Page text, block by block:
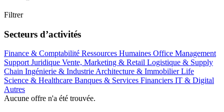
Filtrer
Secteurs d’activités
Finance & Comptabilité Ressources Humaines Office Management
SupportJuridique Vente, Marketing & Retail Logistique & Supply
Chain Ingénierie & IndustrieArchitecture & ImmobilierLife
Science & Healthcare Banques & Services Financiers IT & Digital
Autres
Aucune offre n'a été trouvée.